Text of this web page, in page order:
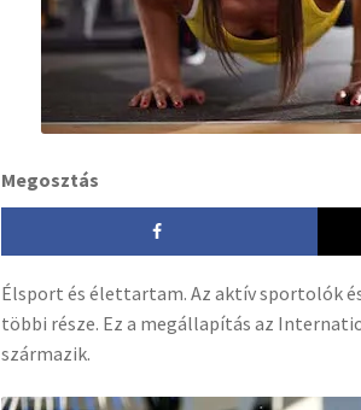
Megosztás
Élsport és élettartam. Az aktív sportolók
többi része. Ez a megállapítás az
származik.